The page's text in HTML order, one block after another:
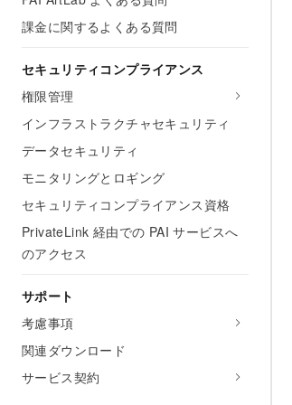
課金に関するよくある質問
セキュリティコンプライアンス
権限管理
インフラストラクチャセキュリティ
データセキュリティ
モニタリングとロギング
セキュリティコンプライアンス資格
PrivateLink 経由での PAI サービスへ
のアクセス
サポート
考慮事項
関連ダウンロード
サービス契約